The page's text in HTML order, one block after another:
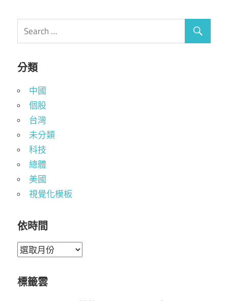
分類
中國
個股
台灣
未分類
科技
總體
美國
視覺化模板
依時間
依
間
標籤雲